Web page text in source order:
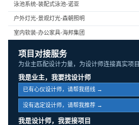
泳池系统-装配式泳池-诺亚
户外灯光-景观灯光-森朝照明
室内软装-办公家具-海邦集团
项目对接服务
为业主匹配设计力量，为设计师连接真实项目
我是业主，我要找设计师
已有心仪设计师，请帮我搭线 →
没有选定设计师，请帮我推荐 →
我是设计师，我要接项目